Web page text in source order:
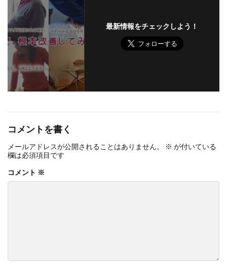
最新情報をチェックしよう！
コメントを書く
メールアドレスが公開されることはありません。 ※ が付いている
欄は必須項目です
コメント ※